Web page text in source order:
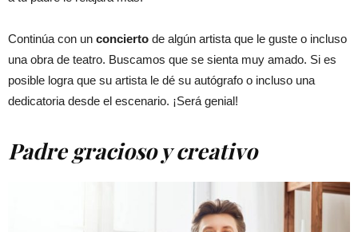
Continúa con un concierto de algún artista que le guste o incluso
una obra de teatro. Buscamos que se sienta muy amado. Si es
posible logra que su artista le dé su autógrafo o incluso una
dedicatoria desde el escenario. ¡Será genial!
Padre gracioso y creativo